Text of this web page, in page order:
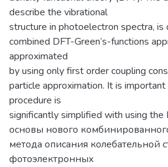
describe the vibrational
structure in photoelectron spectra,
combined DFT-Green’s-functions
approximated
by using only first order coupling
particle approximation. It is
procedure is
significantly simplified with using
основы нового
метода описания колебательной
фотоэлектронных